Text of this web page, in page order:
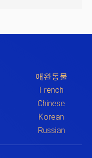
애완동물
French
Chinese
Korean
Russian